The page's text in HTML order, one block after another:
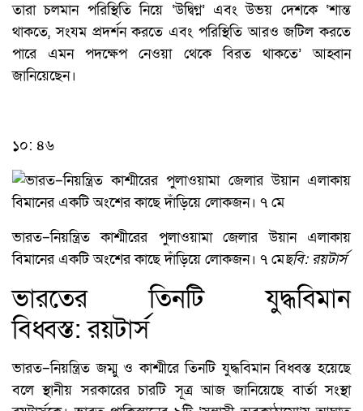
তারা চলমান পরিস্থিতি নিয়ে ‘উদ্বিগ্ন’ এবং উভয় দেশকে ‘শান্ত
থাকতে, সংযম প্রদর্শন করতে এবং পরিস্থিতি আরও জটিল করতে
পারে এমন পদক্ষেপ নেওয়া থেকে বিরত থাকতে’ আহ্বান
জানিয়েছেন।
১০: ৪৬
ভারত–নিয়ন্ত্রিত কাশ্মীরের পুলাওয়ামা জেলার উয়ান এলাকায়
বিমানের একটি অংশের কাছে দাঁড়িয়ে লোকজন। ৭ মেছবি: রয়টার্স
ভারতের তিনটি যুদ্ধবিমান
বিধ্বস্ত: রয়টার্স
ভারত–নিয়ন্ত্রিত জম্মু ও কাশ্মীরে তিনটি যুদ্ধবিমান বিধ্বস্ত হয়েছে
বলে স্থানীয় সরকারের চারটি সূত্র আজ জানিয়েছে বার্তা সংস্থা